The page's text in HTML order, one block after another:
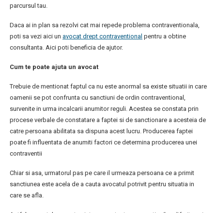
parcursul tau.
Daca ai in plan sa rezolvi cat mai repede problema contraventionala,
poti sa vezi aici un avocat drept contraventional pentru a obtine
consultanta. Aici poti beneficia de ajutor.
Cum te poate ajuta un avocat
Trebuie de mentionat faptul ca nu este anormal sa existe situatii in care
oamenii se pot confrunta cu sanctiuni de ordin contraventional,
survenite in urma incalcarii anumitor reguli. Acestea se constata prin
procese verbale de constatare a faptei si de sanctionare a acesteia de
catre persoana abilitata sa dispuna acest lucru. Producerea faptei
poate fi influentata de anumiti factori ce determina producerea unei
contraventii
Chiar si asa, urmatorul pas pe care il urmeaza persoana ce a primit
sanctiunea este acela de a cauta avocatul potrivit pentru situatia in
care se afla.